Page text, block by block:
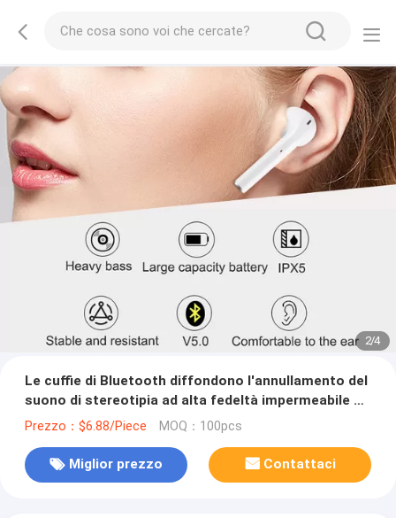
2/4
Le cuffie di Bluetooth diffondono l'annullamento del
suono di stereotipia ad alta fedeltà impermeabile 3D
di Earbuds
Prezzo：$6.88/Piece MOQ：100pcs
Miglior prezzo Contattaci